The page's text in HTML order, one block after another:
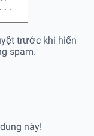
trước khi hiển
spam.
này!